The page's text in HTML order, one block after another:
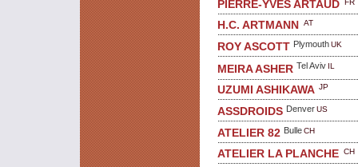
PIERRE-YVES ARTAUD
H.C. ARTMANN AT
ROY ASCOTT PlymouthUK
MEIRA ASHER Tel Aviv IL
UZUMI ASHIKAWA JP
ASSDROIDS DenverUS
ATELIER 82 BulleCH
ATELIER LA PLANCHE CH